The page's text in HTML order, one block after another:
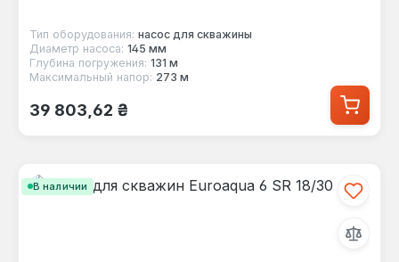
Тип оборудования: насос для скважины
Диаметр насоса: 145 мм
Глубина погружения: 131 м
Максимальный напор: 273 м
Обычная цена:
39 803,62 ₴
В наличии